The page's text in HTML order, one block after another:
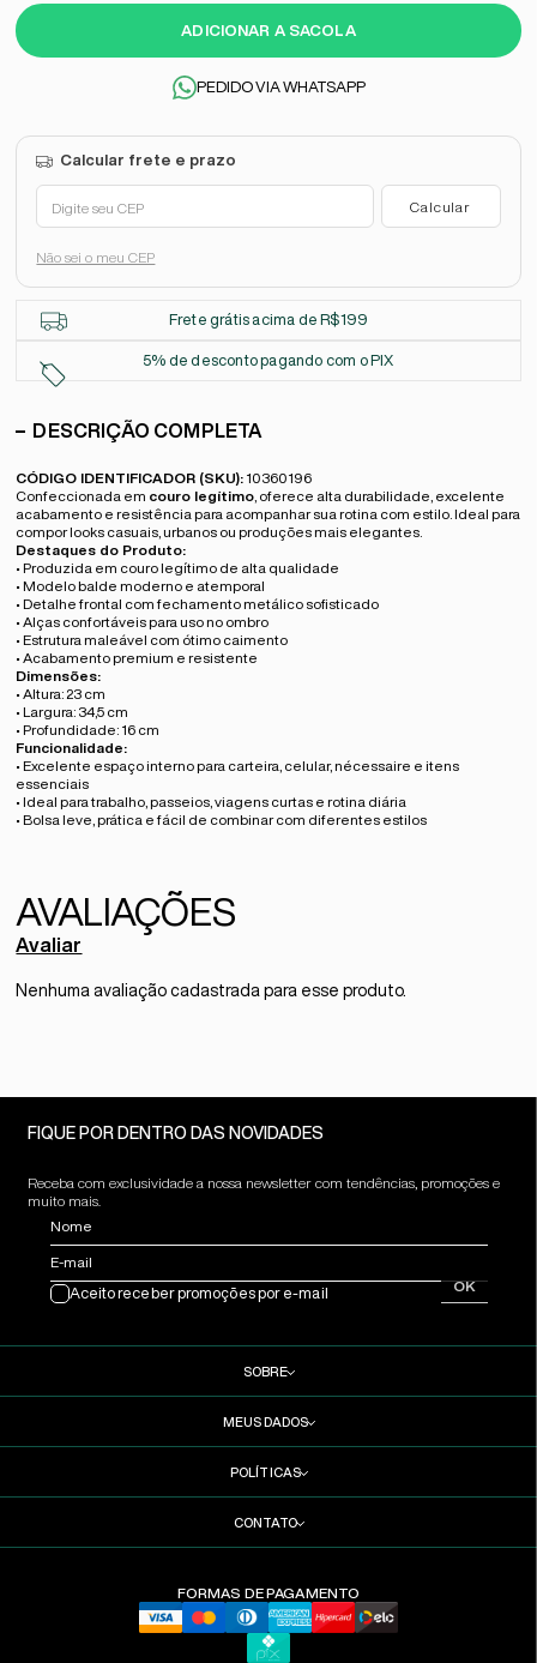
ADICIONAR A SACOLA
PEDIDO VIA WHATSAPP
Não sei o meu CEP
Frete grátis acima de R$199
5% de desconto pagando com o PIX
DESCRIÇÃO COMPLETA
CÓDIGO IDENTIFICADOR (SKU): 10360196
Confeccionada em couro legítimo , oferece alta durabilidade, excelente
acabamento e resistência para acompanhar sua rotina com estilo. Ideal para
compor looks casuais, urbanos ou produções mais elegantes.
Destaques do Produto:
• Produzida em couro legítimo de alta qualidade
• Modelo balde moderno e atemporal
• Detalhe frontal com fechamento metálico sofisticado
• Alças confortáveis para uso no ombro
• Estrutura maleável com ótimo caimento
• Acabamento premium e resistente
Dimensões:
• Altura: 23 cm
• Largura: 34,5 cm
• Profundidade: 16 cm
Funcionalidade:
• Excelente espaço interno para carteira, celular, nécessaire e itens
essenciais
• Ideal para trabalho, passeios, viagens curtas e rotina diária
• Bolsa leve, prática e fácil de combinar com diferentes estilos
Avaliar
Nenhuma avaliação cadastrada para esse produto.
FIQUE POR DENTRO DAS NOVIDADES
Receba com exclusividade a nossa newsletter com tendências, promoções e
muito mais.
Nome
E-mail
OK
Aceito receber promoções por e-mail
SOBRE
MEUS DADOS
POLÍTICAS
CONTATO
FORMAS DE PAGAMENTO